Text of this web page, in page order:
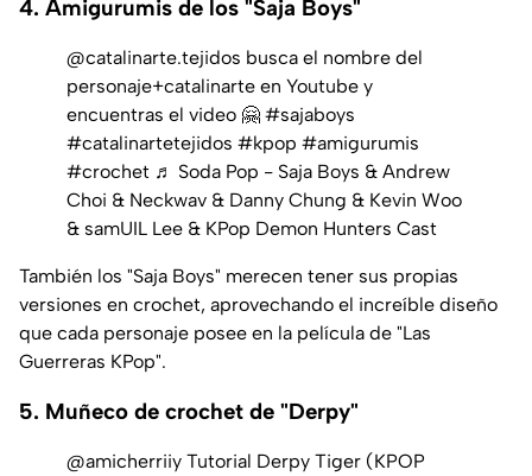
4. Amigurumis de los "Saja Boys"
@catalinarte.tejidos busca el nombre del
personaje+catalinarte en Youtube y
encuentras el video 🤗 #sajaboys
#catalinartetejidos #kpop #amigurumis
#crochet ♬ Soda Pop - Saja Boys & Andrew
Choi & Neckwav & Danny Chung & Kevin Woo
& samUIL Lee & KPop Demon Hunters Cast
También los "Saja Boys" merecen tener sus propias
versiones en crochet, aprovechando el increíble diseño
que cada personaje posee en la película de "Las
Guerreras KPop".
5. Muñeco de crochet de "Derpy"
@amicherriiy Tutorial Derpy Tiger (KPOP